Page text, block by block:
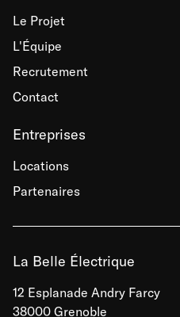
Le Projet
L'Équipe
Recrutement
Contact
Entreprises
Locations
Partenaires
La Belle Électrique
12 Esplanade Andry Farcy
38000 Grenoble